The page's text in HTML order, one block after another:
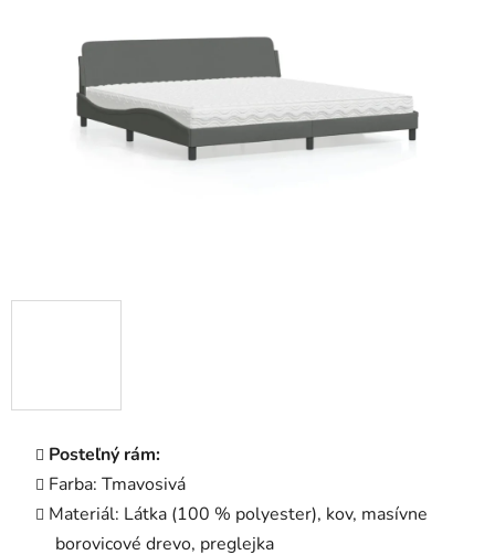
Posteľný rám:
Farba: Tmavosivá
Materiál: Látka (100 % polyester), kov, masívne
borovicové drevo, preglejka
hviezdičiek.